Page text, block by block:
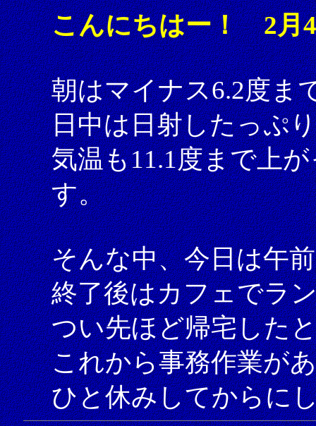
こんにちはー！ 2月
朝はマイナス6.2度ま
日中は日射したっぷ
気温も11.1度まで上
す。
そんな中、今日は午
終了後はカフェでラ
つい先ほど帰宅した
これから事務作業が
ひと休みしてから